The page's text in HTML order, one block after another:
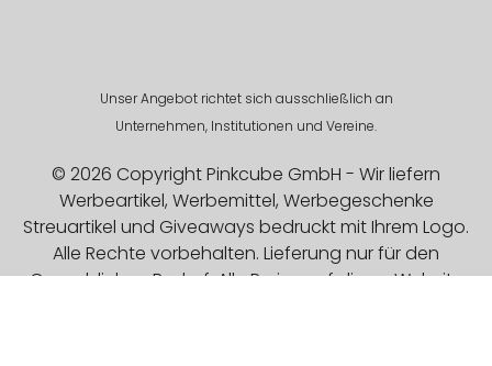
Unser Angebot richtet sich ausschließlich an
Unternehmen, Institutionen und Vereine.
© 2026 Copyright Pinkcube GmbH - Wir liefern
Werbeartikel, Werbemittel, Werbegeschenke
Streuartikel und Giveaways bedruckt mit Ihrem Logo.
Alle Rechte vorbehalten. Lieferung nur für den
Gewerblichen Bedarf. Alle Preise auf dieser Website